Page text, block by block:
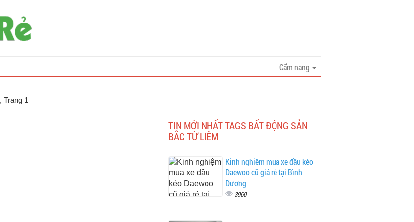
Cẩm nang
, Trang 1
TIN MỚI NHẤT TAGS BẤT ĐỘNG SẢN
BẮC TỪ LIÊM
Kinh nghiệm mua xe đầu kéo
Daewoo cũ giá rẻ tại Bình
Dương
3960